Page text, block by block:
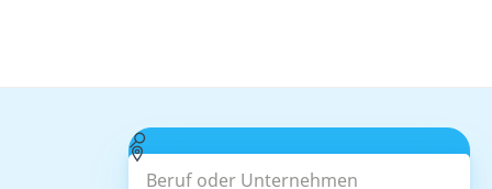
Beruf oder Unternehmen
Suchen